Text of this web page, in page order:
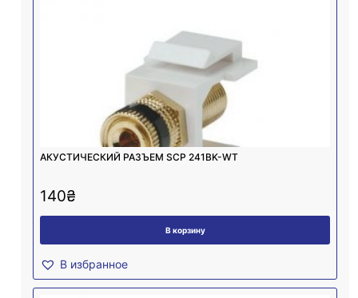
АКУСТИЧЕСКИЙ РАЗЪЕМ SCP 241BK-WT
140₴
В корзину
В избранное